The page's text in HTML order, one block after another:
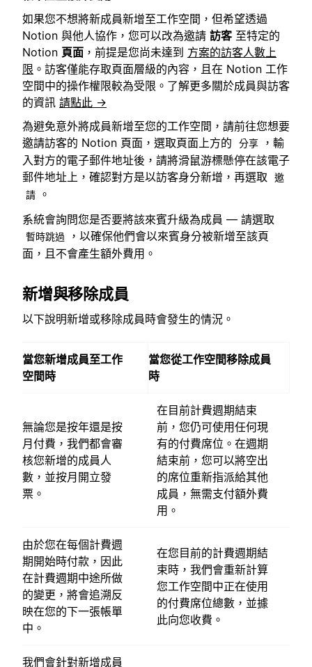
如果您不想將新成員新增至工作空間，但希望透過
Notion 與他人協作，您可以改為邀請 訪客至特定的
Notion 頁面 ，前提是您尚未達到 方案的訪客人數上
限 。訪客僅能存取頁面層級的內容，且在 Notion 工作
空間中的操作權限較為受限。了解更多關於成員與訪客
的資訊 請點此 →
為避免意外將成員新增至您的工作空間，請前往您想要
邀請訪客的 Notion 頁面，選取頁面上方的
分享
，輸
入對方的電子郵件地址後，請將滑鼠游標懸停在該電子
郵件地址上，確認對方是以訪客身分新增，再選取
邀
請 。
系統會詢問您是否要將該來賓升級為成員 — 請選取
暫時跳過
，以確保他們會以來賓身分被新增至該頁
面，且不會產生額外費用。
新增與移除成員
以下說明新增或移除成員時會發生的情況。
當您新增成員至工作
空間時
當您從工作空間移除成員
時
無論您是按年還是按
月付費，我們都會審
核您新增的成員人
數，並按月開立發
票。
在目前計費週期結束
前，您仍可使用任何現
有的付費席位。在週期
結束前，您可以將空出
的席位重新指派給其他
成員，無需支付額外費
用。
由於您在每個計費週
期開始時付款，因此
在計費週期中途所做
的變更，將會追溯反
映在您的下一張帳單
中。
在您目前的計費週期結
束時，我們會重新計算
您工作空間中正在使用
的付費席位總數，並據
此向您收費。
我們會針對新增成員